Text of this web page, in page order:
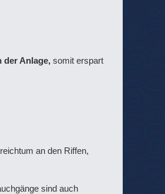
der Anlage, somit erspart
an den Riffen,
sind auch